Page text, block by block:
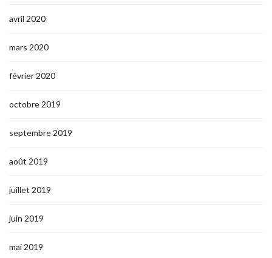
avril 2020
mars 2020
février 2020
octobre 2019
septembre 2019
août 2019
juillet 2019
juin 2019
mai 2019